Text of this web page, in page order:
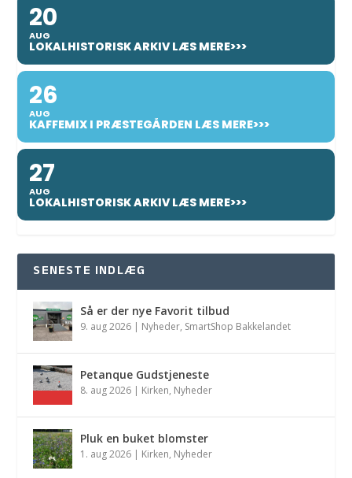
20
AUG
LOKALHISTORISK ARKIV LÆS MERE>>>
26
AUG
KAFFEMIX I PRÆSTEGÅRDEN LÆS MERE>>>
27
AUG
LOKALHISTORISK ARKIV LÆS MERE>>>
SENESTE INDLÆG
Så er der nye Favorit tilbud
9. aug 2026 | Nyheder, SmartShop Bakkelandet
Petanque Gudstjeneste
8. aug 2026 | Kirken, Nyheder
Pluk en buket blomster
1. aug 2026 | Kirken, Nyheder